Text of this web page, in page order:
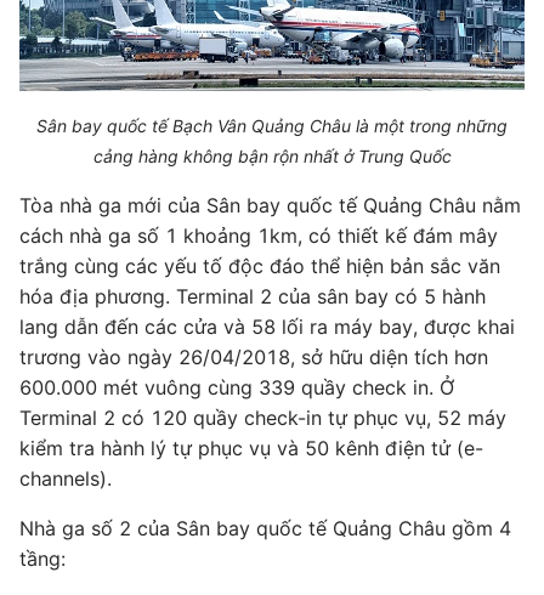
Sân bay quốc tế Bạch Vân Quảng Châu là một trong những
cảng hàng không bận rộn nhất ở Trung Quốc
Tòa nhà ga mới của Sân bay quốc tế Quảng Châu nằm
cách nhà ga số 1 khoảng 1km, có thiết kế đám mây
trắng cùng các yếu tố độc đáo thể hiện bản sắc văn
hóa địa phương. Terminal 2 của sân bay có 5 hành
lang dẫn đến các cửa và 58 lối ra máy bay, được khai
trương vào ngày 26/04/2018, sở hữu diện tích hơn
600.000 mét vuông cùng 339 quầy check in. Ở
Terminal 2 có 120 quầy check-in tự phục vụ, 52 máy
kiểm tra hành lý tự phục vụ và 50 kênh điện tử (e-
channels).
Nhà ga số 2 của Sân bay quốc tế Quảng Châu gồm 4
tầng: